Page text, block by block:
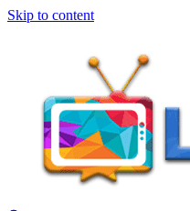
Skip to content